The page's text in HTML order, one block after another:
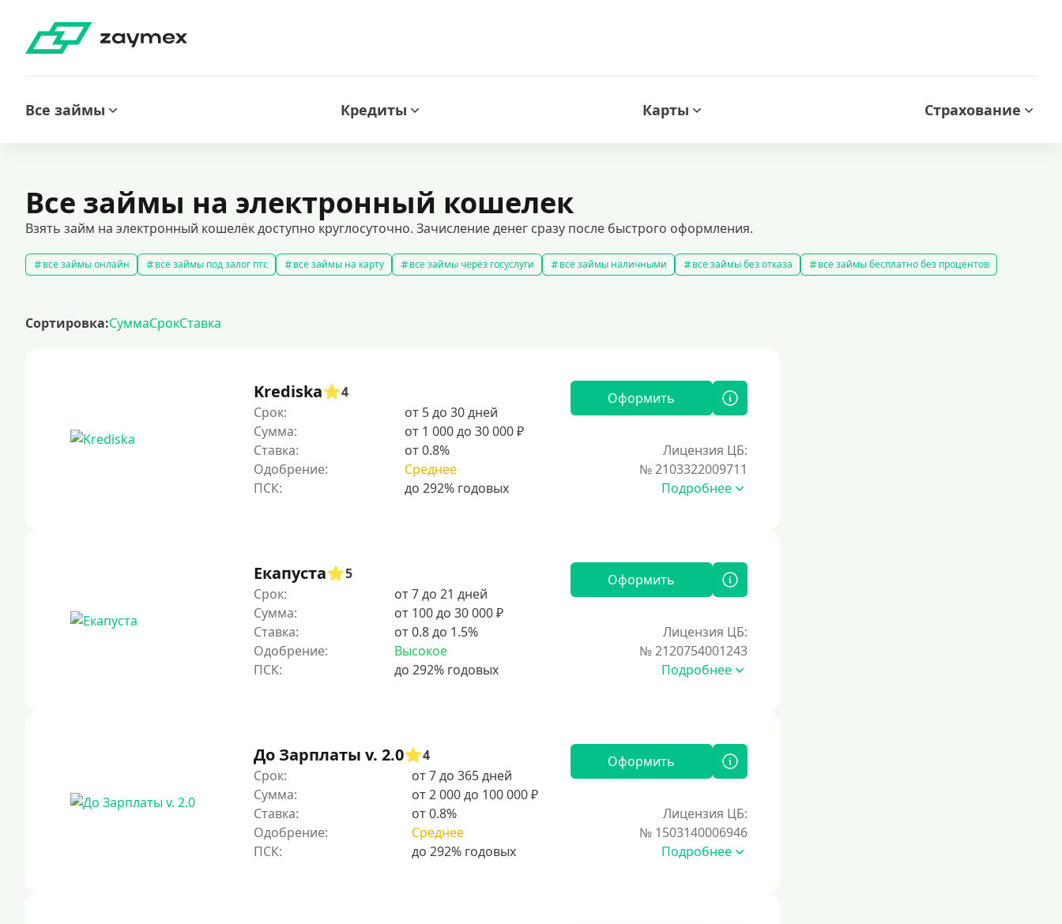
Все займы Кредиты Карты Страхование
Все займы на электронный кошелек
Взять займ на электронный кошелёк доступно круглосуточно. Зачисление денег сразу после быстрого оформления.
все займы онлайн все займы под залог птс все займы на карту все займы через госуслуги все займы наличными все займы без отказа
все займы бесплатно без процентов
рефинансирование займов
калькулятор займов
Сортировка:СуммаСрокСтавка
Krediska
4
Срок:
от 5 до 30 дней
Сумма:
от 1 000 до 30 000 ₽
Ставка:
от 0.8%
Одобрение:
Среднее
Оформить
Лицензия ЦБ:
№ 2103322009711
Подробнее
Екапуста
5
Срок:
от 7 до 21 дней
Сумма:
от 100 до 30 000 ₽
Ставка:
от 0.8 до 1.5%
Одобрение:
Высокое
Оформить
Лицензия ЦБ:
№ 2120754001243
Подробнее
До Зарплаты v. 2.0
4
Срок:
от 7 до 365 дней
Сумма:
от 2 000 до 100 000 ₽
Ставка:
от 0.8%
Одобрение:
Среднее
Оформить
Лицензия ЦБ:
№ 1503140006946
Подробнее